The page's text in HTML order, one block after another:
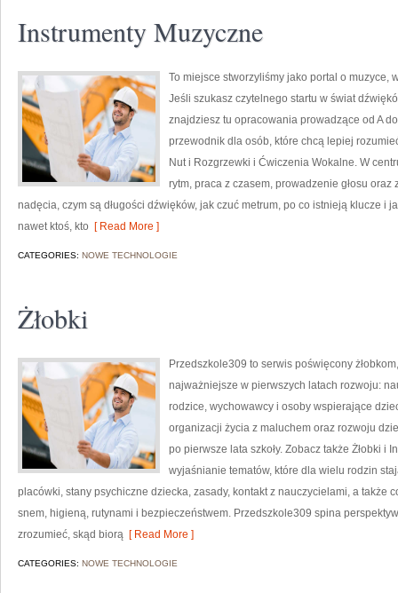
Instrumenty Muzyczne
To miejsce stworzyliśmy jako portal o muzyce,
Jeśli szukasz czytelnego startu w świat
znajdziesz tu opracowania prowadzące od A
przewodnik dla osób, które chcą lepiej
Nut i Rozgrzewki i Ćwiczenia Wokalne. W
rytm, praca z czasem, prowadzenie głosu
nadęcia, czym są długości dźwięków, jak czuć metrum, po co istnieją klucze i
nawet ktoś, kto [ Read More ]
CATEGORIES: NOWE TECHNOLOGIE
Żłobki
Przedszkole309 to serwis poświęcony
najważniejsze w pierwszych latach rozwoju:
rodzice, wychowawcy i osoby wspierające
organizacji życia z maluchem oraz rozwoju
po pierwsze lata szkoły. Zobacz także Żłobki i
wyjaśnianie tematów, które dla wielu rodzin
placówki, stany psychiczne dziecka, zasady, kontakt z nauczycielami, a także
snem, higieną, rutynami i bezpieczeństwem. Przedszkole309 spina
zrozumieć, skąd biorą [ Read More ]
CATEGORIES: NOWE TECHNOLOGIE